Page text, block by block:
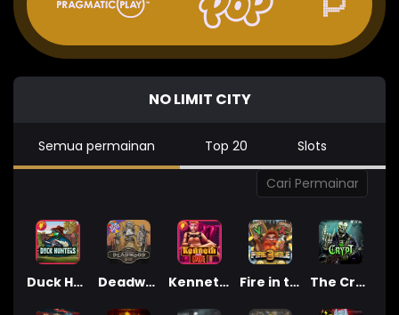
NO LIMIT CITY
Semua permainan Top 20 Slots
Duck Hunters Fire in the Hole 3 The Crypt
Deadwood R.I.P Kenneth Must Die